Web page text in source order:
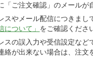
「ご注文確認」のメールが
スやメール配信につきまし
について」 をご確認くださ
スの誤入力や受信設定など
絡が出来ない場合は、注文